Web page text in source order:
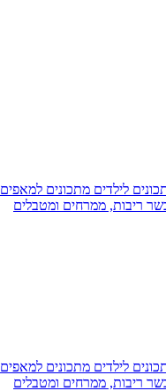
לילדים מתכונים למאפים
ריבות, ממרחים ומטבלים
לילדים מתכונים למאפים
ריבות, ממרחים ומטבלים